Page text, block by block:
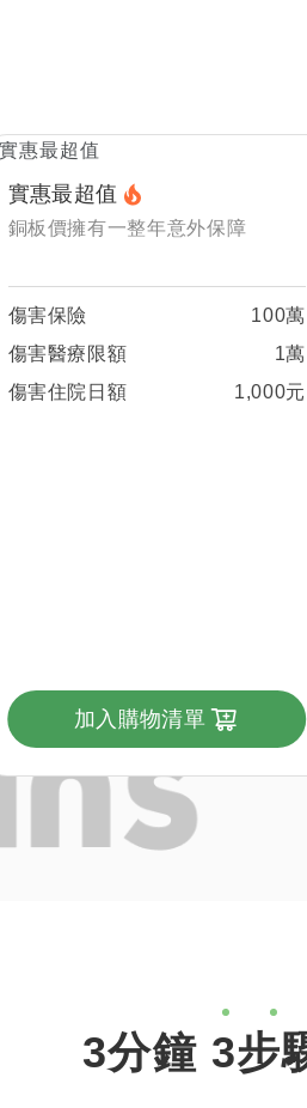
實惠最超值
銅板價擁有一整年意外保障
傷害保險
100萬
傷害醫療限額
1萬
傷害住院日額
1,000元
加入購物清單
3分鐘 3步